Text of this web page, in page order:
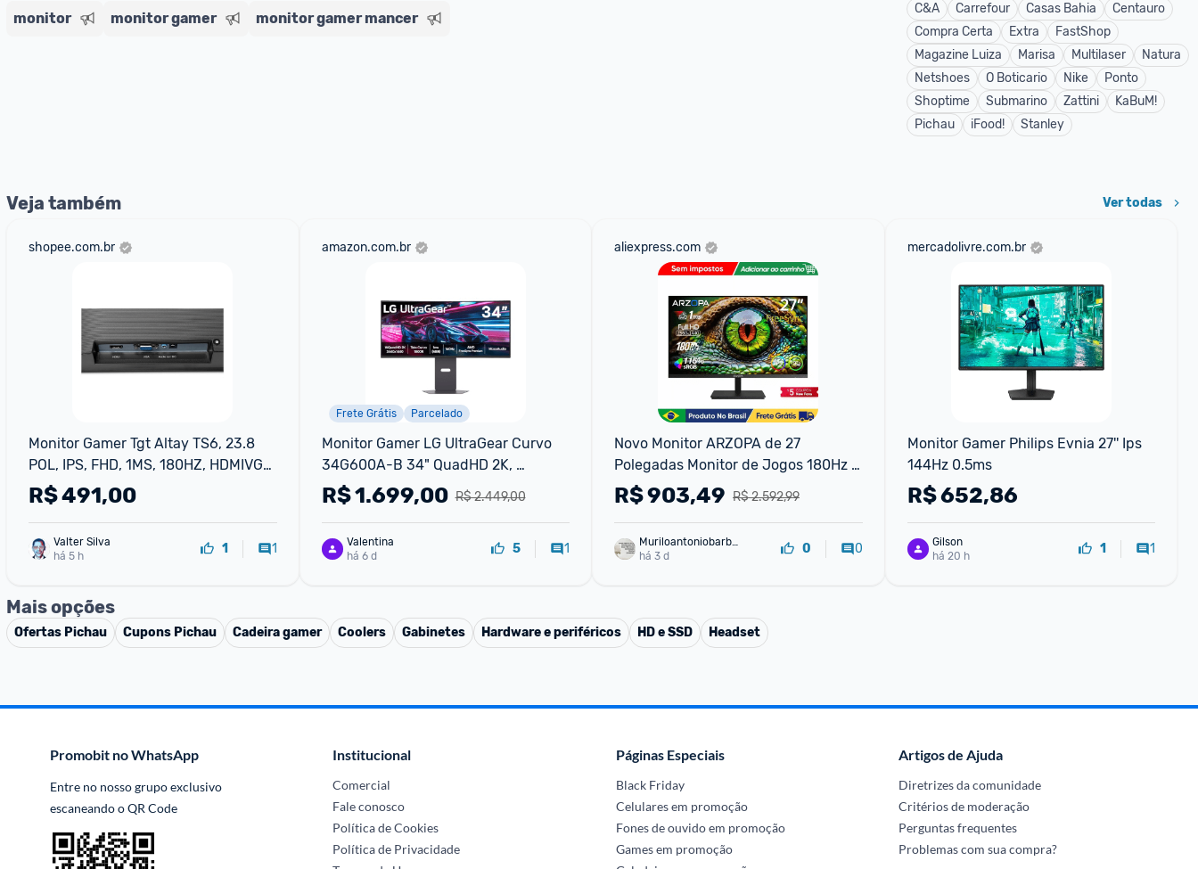
monitor
monitor gamer monitor gamer mancer
C&A
Carrefour Casas Bahia
Centauro
Compra Certa
Extra
FastShop
Magazine Luiza
Marisa Multilaser
Natura
Netshoes
O Boticario Nike
Ponto
Shoptime
Submarino Zattini
KaBuM!
Pichau
iFood! Stanley
Veja também Ver todas
shopee.com.br
Monitor Gamer Tgt Altay TS6, 23.8
POL, IPS, FHD, 1MS, 180HZ, HDMIVGA,
Tgt-ATTS6-BL02
R$491,00
Valter Silva
há 5 h
1 1
amazon.com.br
Frete Grátis Parcelado
Monitor Gamer LG UltraGear Curvo
34G600A-B 34" QuadHD 2K,
UltraWide 1800R, 160Hz, 1ms (MBR),
AMD FreeSync Premium, HDR10,
MaxxAudio
R$ 2.449,00
R$1.699,00
Valentina
há 6 d
5 1
aliexpress.com
Novo Monitor ARZOPA de 27
Polegadas Monitor de Jogos 180Hz
QHD 2K para PC 2560*1440 Fast IPS
com Type-C Modo Samsun
R$ 2.592,99
R$903,49
Muriloantoniobarbo
sa
há 3 d 0 0
mercadolivre.com.br
Monitor Gamer Philips Evnia 27'' Ips
144Hz 0.5ms
R$652,86
Gilson
há 20 h
1 1
Mais opções
Ofertas Pichau Cupons Pichau Cadeira gamer Coolers Gabinetes Hardware e periféricos HD e SSD Headset
Promobit no WhatsApp
Entre no nosso grupo exclusivo
escaneando o QR Code
Institucional
Comercial
Fale conosco
Política de Cookies
Política de Privacidade
Páginas Especiais
Black Friday
Celulares em promoção
Fones de ouvido em promoção
Games em promoção
Artigos de Ajuda
Diretrizes da comunidade
Critérios de moderação
Perguntas frequentes
Problemas com sua compra?